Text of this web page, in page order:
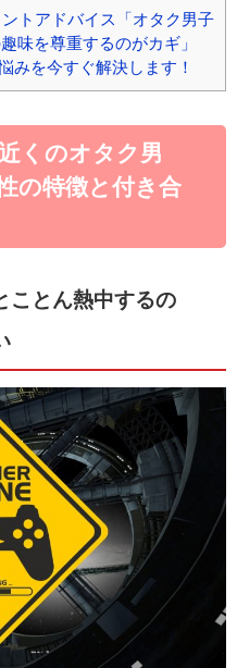
トアドバイス「オタク男子
味を尊重するのがカギ」
みを今すぐ解決します！
くのオタク男
の特徴と付き合
ことん熱中するの